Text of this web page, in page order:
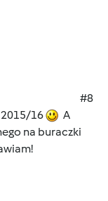
#8
16
A
na buraczki